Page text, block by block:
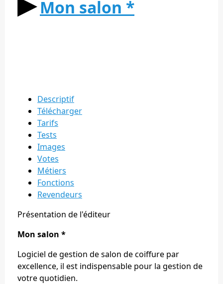
Mon salon *
Descriptif
Télécharger
Tarifs
Tests
Images
Votes
Métiers
Fonctions
Revendeurs
Présentation de l'éditeur
Mon salon *
Logiciel de gestion de salon de coiffure par
excellence, il est indispensable pour la gestion de
votre quotidien.